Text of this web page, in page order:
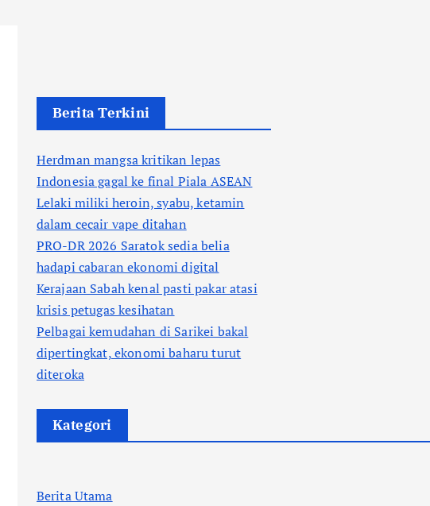
Berita Terkini
Herdman mangsa kritikan lepas
Indonesia gagal ke final Piala ASEAN
Lelaki miliki heroin, syabu, ketamin
dalam cecair vape ditahan
PRO-DR 2026 Saratok sedia belia
hadapi cabaran ekonomi digital
Kerajaan Sabah kenal pasti pakar atasi
krisis petugas kesihatan
Pelbagai kemudahan di Sarikei bakal
dipertingkat, ekonomi baharu turut
diteroka
Kategori
Berita Utama